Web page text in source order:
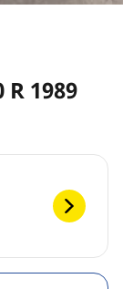
R 1989